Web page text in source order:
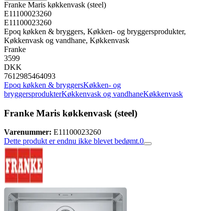
Franke Maris køkkenvask (steel)
E11100023260
E11100023260
Epoq køkken & bryggers, Køkken- og bryggersprodukter,
Køkkenvask og vandhane, Køkkenvask
Franke
3599
DKK
7612985464093
Epoq køkken & bryggersKøkken- og
bryggersprodukterKøkkenvask og vandhaneKøkkenvask
Franke Maris køkkenvask (steel)
Varenummer: E11100023260
Dette produkt er endnu ikke blevet bedømt.0